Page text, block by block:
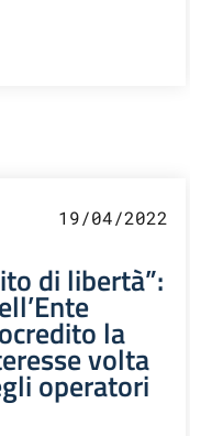
19/04/2022
di libertà”:
la
volta
operatori